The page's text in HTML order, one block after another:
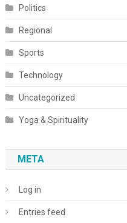
Politics
Regional
Sports
Technology
Uncategorized
Yoga & Spirituality
META
Log in
Entries feed